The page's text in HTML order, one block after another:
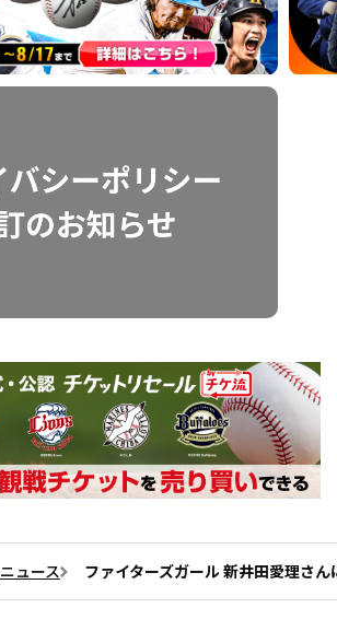
ニュース ファイターズガール 新井田愛理さ